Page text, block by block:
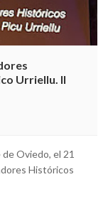
Urriellu. II
Oviedo, el 21
Históricos